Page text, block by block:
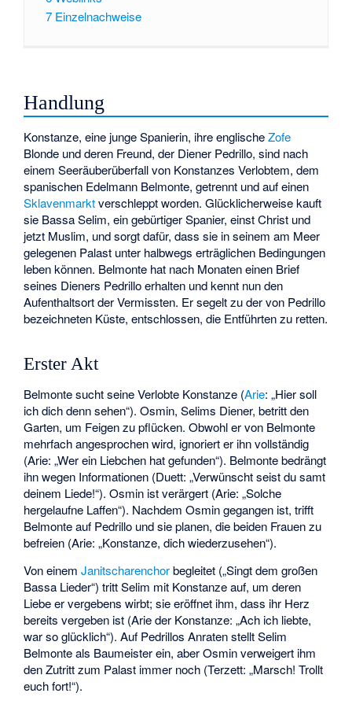
7 Einzelnachweise
Handlung
Konstanze, eine junge Spanierin, ihre englischeZofe
Blonde und deren Freund, der Diener Pedrillo, sind nach
einem Seeräuberüberfall von Konstanzes Verlobtem, dem
spanischen Edelmann Belmonte, getrennt und auf einen
Sklavenmarktverschleppt worden. Glücklicherweise kauft
sie Bassa Selim, ein gebürtiger Spanier, einst Christ und
jetzt Muslim, und sorgt dafür, dass sie in seinem am Meer
gelegenen Palast unter halbwegs erträglichen Bedingungen
leben können. Belmonte hat nach Monaten einen Brief
seines Dieners Pedrillo erhalten und kennt nun den
Aufenthaltsort der Vermissten. Er segelt zu der von Pedrillo
bezeichneten Küste, entschlossen, die Entführten zu retten.
Erster Akt
Belmonte sucht seine Verlobte Konstanze (Arie: „Hier soll
ich dich denn sehen“). Osmin, Selims Diener, betritt den
Garten, um Feigen zu pflücken. Obwohl er von Belmonte
mehrfach angesprochen wird, ignoriert er ihn vollständig
(Arie: „Wer ein Liebchen hat gefunden“). Belmonte bedrängt
ihn wegen Informationen (Duett: „Verwünscht seist du samt
deinem Liede!“). Osmin ist verärgert (Arie: „Solche
hergelaufne Laffen“). Nachdem Osmin gegangen ist, trifft
Belmonte auf Pedrillo und sie planen, die beiden Frauen zu
befreien (Arie: „Konstanze, dich wiederzusehen“).
Von einemJanitscharenchorbegleitet („Singt dem großen
Bassa Lieder“) tritt Selim mit Konstanze auf, um deren
Liebe er vergebens wirbt; sie eröffnet ihm, dass ihr Herz
bereits vergeben ist (Arie der Konstanze: „Ach ich liebte,
war so glücklich“). Auf Pedrillos Anraten stellt Selim
Belmonte als Baumeister ein, aber Osmin verweigert ihm
den Zutritt zum Palast immer noch (Terzett: „Marsch! Trollt
euch fort!“).